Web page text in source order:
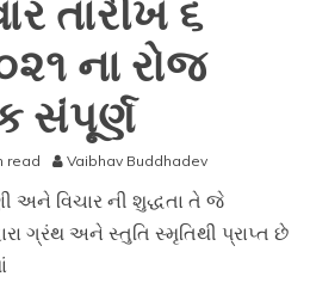
તારીખ ૬
ના રોજ
સંપૂર્ણ
read Vaibhav Buddhadev
અને વિચાર ની શુદ્ધતા તે જે
ગ્રંથ અને સ્તુતિ સ્મૃતિથી પ્રાપ્ત છે